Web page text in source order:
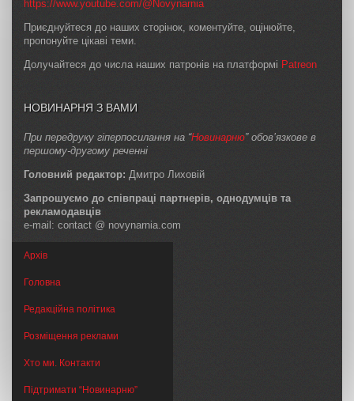
https://www.youtube.com/@Novynarnia
Приєднуйтеся до наших сторінок, коментуйте, оцінюйте,
пропонуйте цікаві теми.
Долучайтеся до числа наших патронів на платформі Patreon
НОВИНАРНЯ З ВАМИ
При передруку гіперпосилання на “Новинарню” обов’язкове в
першому-другому реченні
Головний редактор: Дмитро Лиховій
Запрошуємо до співпраці партнерів, однодумців та
рекламодавців
e-mail: contact @ novynarnia.com
Архів
Головна
Редакційна політика
Розміщення реклами
Хто ми. Контакти
Підтримати “Новинарню”